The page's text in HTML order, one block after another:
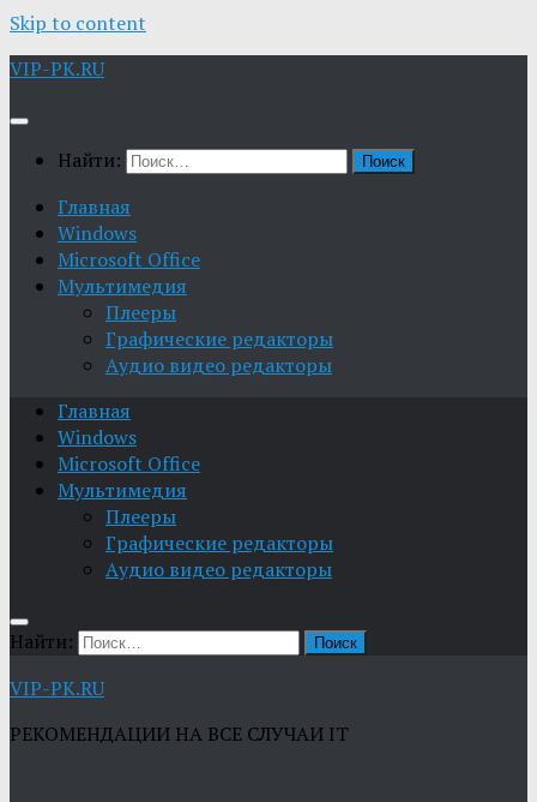
Skip to content
VIP-PK.RU
Найти:
Главная
Windows
Microsoft Office
Мультимедия
Плееры
Графические редакторы
Aудио видео редакторы
Главная
Windows
Microsoft Office
Мультимедия
Плееры
Графические редакторы
Aудио видео редакторы
Найти:
VIP-PK.RU
РЕКОМЕНДАЦИИ НА ВСЕ СЛУЧАИ IT